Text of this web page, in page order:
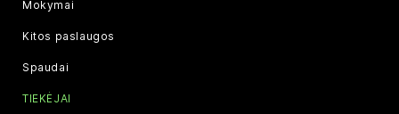
Mokymai
Kitos paslaugos
Spaudai
TIEKĖJAI